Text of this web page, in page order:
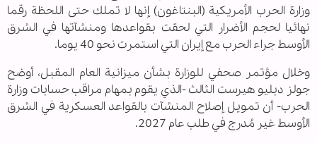
وزارة الحرب الأمريكية (البنتاغون) إنها لا تملك حتى اللحظة رقما
نهائيا لحجم الأضرار التي لحقت بقواعدها ومنشآتها في الشرق
الأوسط جراء الحرب مع إيران التي استمرت نحو 40 يوما.
وخلال مؤتمر صحفي للوزارة بشأن ميزانية العام المقبل، أوضح
جولز دبليو هيرست الثالث -الذي يقوم بمهام مراقب حسابات وزارة
الحرب- أن تمويل إصلاح المنشآت بالقواعد العسكرية في الشرق
الأوسط غير مُدرج في طلب عام 2027.